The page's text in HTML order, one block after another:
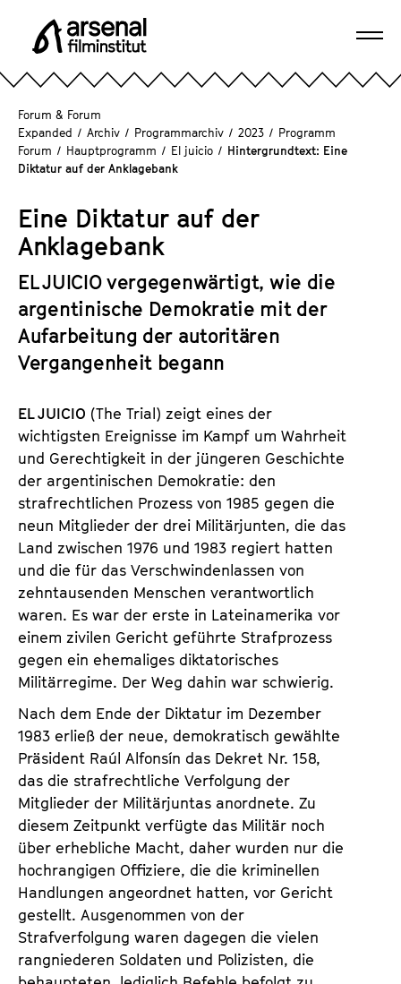
e r
s
e
n
a
F
m
i
n
s
t
u
t
e
.
V
.
Forum & Forum
Expanded / Archiv / Programmarchiv / 2023 / Programm
Forum / Hauptprogramm / El juicio / Hintergrundtext: Eine
Diktatur auf der Anklagebank
Eine Diktatur auf der
Anklagebank
EL JUICIO vergegenwärtigt, wie die
argentinische Demokratie mit der
Aufarbeitung der autoritären
Vergangenheit begann
EL JUICIO (The Trial) zeigt eines der
wichtigsten Ereignisse im Kampf um Wahrheit
und Gerechtigkeit in der jüngeren Geschichte
der argentinischen Demokratie: den
strafrechtlichen Prozess von 1985 gegen die
neun Mitglieder der drei Militärjunten, die das
Land zwischen 1976 und 1983 regiert hatten
und die für das Verschwindenlassen von
zehntausenden Menschen verantwortlich
waren. Es war der erste in Lateinamerika vor
einem zivilen Gericht geführte Strafprozess
gegen ein ehemaliges diktatorisches
Militärregime. Der Weg dahin war schwierig.
Nach dem Ende der Diktatur im Dezember
1983 erließ der neue, demokratisch gewählte
Präsident Raúl Alfonsín das Dekret Nr. 158,
das die strafrechtliche Verfolgung der
Mitglieder der Militärjuntas anordnete. Zu
diesem Zeitpunkt verfügte das Militär noch
über erhebliche Macht, daher wurden nur die
hochrangigen Offiziere, die die kriminellen
Handlungen angeordnet hatten, vor Gericht
gestellt. Ausgenommen von der
Strafverfolgung waren dagegen die vielen
rangniederen Soldaten und Polizisten, die